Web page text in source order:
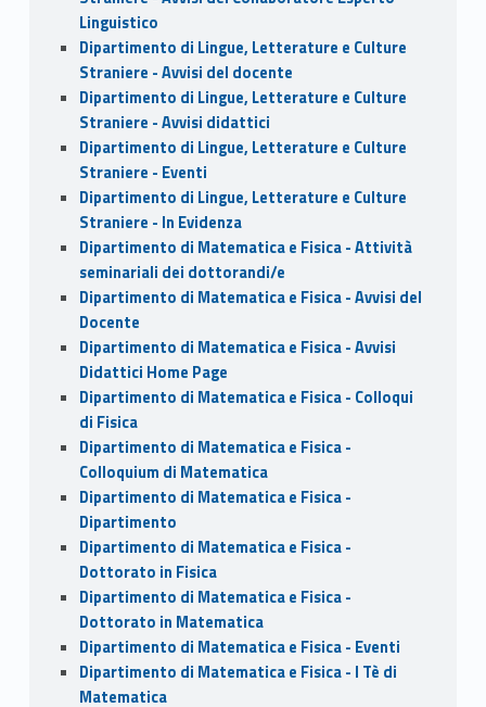
Linguistico
Dipartimento di Lingue, Letterature e Culture
Straniere - Avvisi del docente
Dipartimento di Lingue, Letterature e Culture
Straniere - Avvisi didattici
Dipartimento di Lingue, Letterature e Culture
Straniere - Eventi
Dipartimento di Lingue, Letterature e Culture
Straniere - In Evidenza
Dipartimento di Matematica e Fisica - Attività
seminariali dei dottorandi/e
Dipartimento di Matematica e Fisica - Avvisi del
Docente
Dipartimento di Matematica e Fisica - Avvisi
Didattici Home Page
Dipartimento di Matematica e Fisica - Colloqui
di Fisica
Dipartimento di Matematica e Fisica -
Colloquium di Matematica
Dipartimento di Matematica e Fisica -
Dipartimento
Dipartimento di Matematica e Fisica -
Dottorato in Fisica
Dipartimento di Matematica e Fisica -
Dottorato in Matematica
Dipartimento di Matematica e Fisica - Eventi
Dipartimento di Matematica e Fisica - I Tè di
Matematica